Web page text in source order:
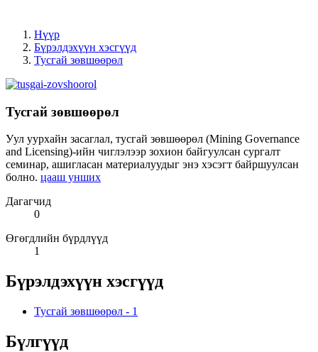
Нүүр
Бүрэлдэхүүн хэсгүүд
Тусгай зөвшөөрөл
Тусгай зөвшөөрөл
Уул уурхайн засаглал, тусгай зөвшөөрөл (Mining Governance
and Licensing)-ийн чиглэлээр зохион байгуулсан сургалт
семинар, ашигласан материалуудыг энэ хэсэгт байршуулсан
болно. цааш унших
Дагагчид
0
Өгөгдлийн бүрдлүүд
1
Бүрэлдэхүүн хэсгүүд
Тусгай зөвшөөрөл - 1
Бүлгүүд